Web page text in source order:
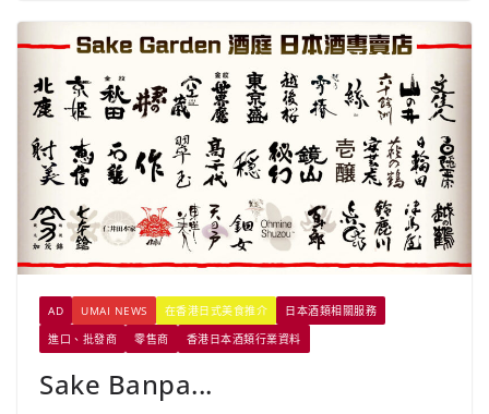
AD UMAI NEWS 在香港日式美食推介
日本酒類相關服務
進口、批發商
零售商 香港日本酒類行業資料
Sake Banpa...